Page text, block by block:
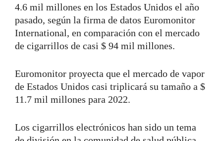
4.6 mil millones en los Estados Unidos el año
pasado, según la firma de datos Euromonitor
International, en comparación con el mercado
de cigarrillos de casi $ 94 mil millones.
Euromonitor proyecta que el mercado de vapor
de Estados Unidos casi triplicará su tamaño a $
11.7 mil millones para 2022.
Los cigarrillos electrónicos han sido un tema